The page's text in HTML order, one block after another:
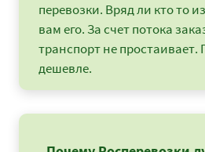
перевозки. Вряд ли кто то
вам его. За счет потока
транспорт не простаивает.
дешевле.